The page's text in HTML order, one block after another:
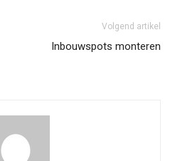
Volgend artikel
Inbouwspots monteren